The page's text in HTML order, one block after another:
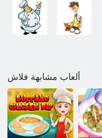
ألعاب مشابهة فلاش